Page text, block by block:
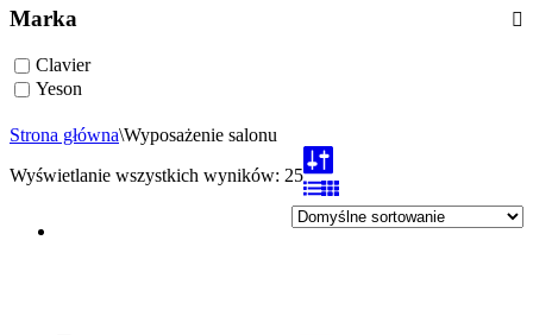
Marka
Clavier
Yeson
Strona główna\Wyposażenie salonu
Wyświetlanie wszystkich wyników: 25